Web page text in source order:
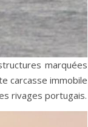
marquées
carcasse immobile
rivages portugais.